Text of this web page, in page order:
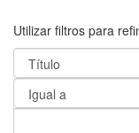
Utilizar filtros para